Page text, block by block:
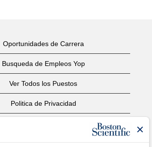
Oportunidades de Carrera
Busqueda de Empleos Yop
Ver Todos los Puestos
Politica de Privacidad
Aviso de Derechos de Autor